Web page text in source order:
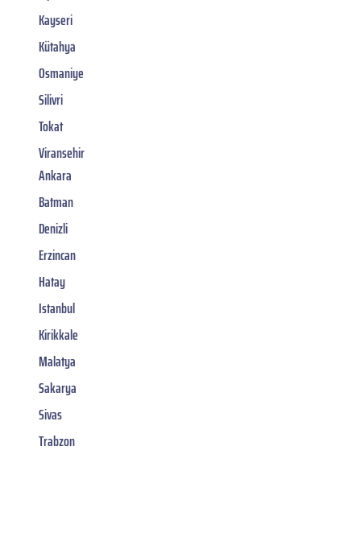
Kayseri
Kütahya
Osmaniye
Silivri
Tokat
Viransehir
Ankara
Batman
Denizli
Erzincan
Hatay
Istanbul
Kirikkale
Malatya
Sakarya
Sivas
Trabzon